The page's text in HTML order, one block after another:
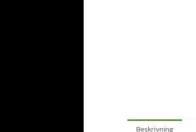
Beskrivning